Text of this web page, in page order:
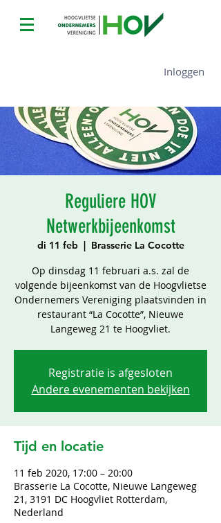
Inloggen
Reguliere HOV
Netwerkbijeenkomst
di 11 feb
  |
Brasserie La Cocotte
Op dinsdag 11 februari a.s. zal de
volgende bijeenkomst van de Hoogvlietse
Ondernemers Vereniging plaatsvinden in
restaurant “La Cocotte”, Nieuwe
Registratie is afgesloten
Andere evenementen bekijken
Tijd en locatie
11 feb 2020, 17:00 – 20:00
Brasserie La Cocotte, Nieuwe Langeweg
21, 3191 DC Hoogvliet Rotterdam,
Nederland